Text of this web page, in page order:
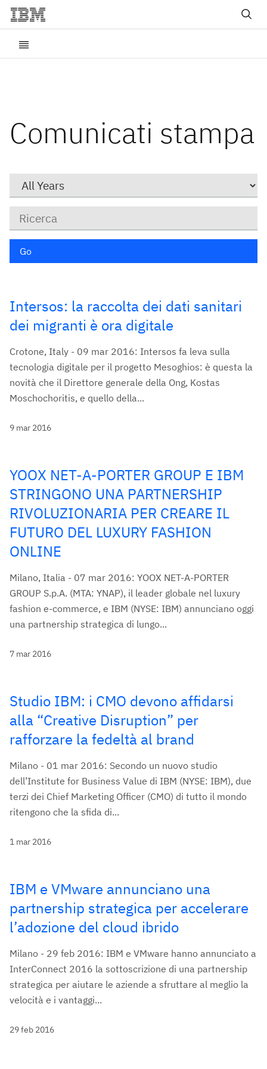
Comunicati stampa
chiave
Go
Intersos: la raccolta dei dati sanitari
dei migranti è ora digitale
Crotone, Italy - 09 mar 2016: Intersos fa leva sulla
tecnologia digitale per il progetto Mesoghios: è questa la
novità che il Direttore generale della Ong, Kostas
Moschochoritis, e quello della...
9 mar 2016
YOOX NET-A-PORTER GROUP E IBM
STRINGONO UNA PARTNERSHIP
RIVOLUZIONARIA PER CREARE IL
FUTURO DEL LUXURY FASHION
ONLINE
Milano, Italia - 07 mar 2016: YOOX NET-A-PORTER
GROUP S.p.A. (MTA: YNAP), il leader globale nel luxury
fashion e-commerce, e IBM (NYSE: IBM) annunciano oggi
una partnership strategica di lungo...
7 mar 2016
Studio IBM: i CMO devono affidarsi
alla “Creative Disruption” per
rafforzare la fedeltà al brand
Milano - 01 mar 2016: Secondo un nuovo studio
dell’Institute for Business Value di IBM (NYSE: IBM), due
terzi dei Chief Marketing Officer (CMO) di tutto il mondo
ritengono che la sfida di...
1 mar 2016
IBM e VMware annunciano una
partnership strategica per accelerare
l’adozione del cloud ibrido
Milano - 29 feb 2016: IBM e VMware hanno annunciato a
InterConnect 2016 la sottoscrizione di una partnership
strategica per aiutare le aziende a sfruttare al meglio la
velocità e i vantaggi...
29 feb 2016